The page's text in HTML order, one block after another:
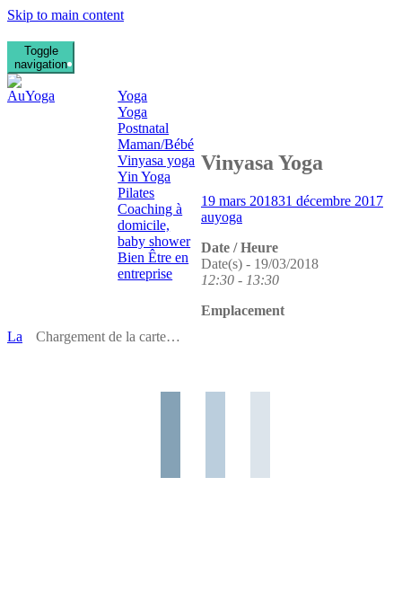
Skip to main content
Toggle
navigation
Yoga
Yoga
Postnatal
Maman/Bébé
Vinyasa yoga
Yin Yoga
Pilates
Coaching à
domicile,
baby shower
Bien Être en
entreprise
Vinyasa Yoga
19 mars 201831 décembre 2017
auyoga
Chargement de la carte…
Date / Heure
Date(s) - 19/03/2018
12:30 - 13:30
Emplacement
La